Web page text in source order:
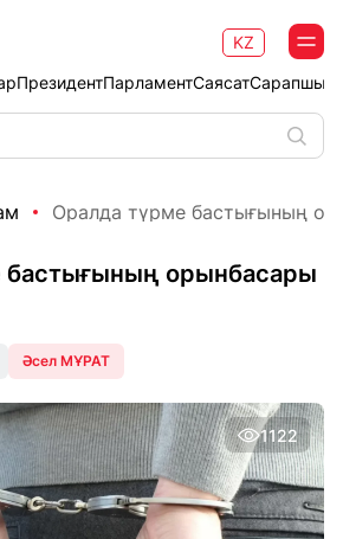
ПрезидентПарламентСаясат
KZ
Оралда түрме бастығының
бастығының орынбасары
Әсел МҰРАТ
1122